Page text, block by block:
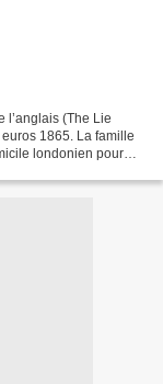
l’anglais (The Lie
1865. La famille
londonien pour